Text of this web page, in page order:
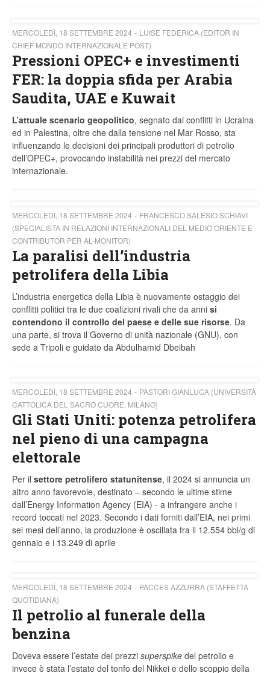
MERCOLEDÌ, 18 SETTEMBRE 2024
LUISE FEDERICA (EDITOR IN
CHIEF MONDO INTERNAZIONALE POST)
Pressioni OPEC+ e investimenti
FER: la doppia sfida per Arabia
Saudita, UAE e Kuwait
L’attuale scenario geopolitico, segnato dai conflitti in Ucraina
ed in Palestina, oltre che dalla tensione nel Mar Rosso, sta
influenzando le decisioni dei principali produttori di petrolio
dell’OPEC+, provocando instabilità nei prezzi del mercato
internazionale.
MERCOLEDÌ, 18 SETTEMBRE 2024
FRANCESCO SALESIO SCHIAVI
(SPECIALISTA IN RELAZIONI INTERNAZIONALI DEL MEDIO ORIENTE E
CONTRIBUTOR PER AL-MONITOR)
La paralisi dell’industria
petrolifera della Libia
L’industria energetica della Libia è nuovamente ostaggio dei
conflitti politici tra le due coalizioni rivali che da anni si
contendono il controllo del paese e delle sue risorse. Da
una parte, si trova il Governo di unità nazionale (GNU), con
sede a Tripoli e guidato da Abdulhamid Dbeibah
MERCOLEDÌ, 18 SETTEMBRE 2024
PASTORI GIANLUCA (UNIVERSITÀ
CATTOLICA DEL SACRO CUORE, MILANO)
Gli Stati Uniti: potenza petrolifera
nel pieno di una campagna
elettorale
Per il settore petrolifero statunitense, il 2024 si annuncia un
altro anno favorevole, destinato – secondo le ultime stime
dall’Energy Information Agency (EIA) - a infrangere anche i
record toccati nel 2023. Secondo i dati forniti dall’EIA, nei primi
sei mesi dell’anno, la produzione è oscillata fra il 12.554 bbl/g di
gennaio e i 13.249 di aprile
MERCOLEDÌ, 18 SETTEMBRE 2024
PACCES AZZURRA (STAFFETTA
QUOTIDIANA)
Il petrolio al funerale della
benzina
Doveva essere l’estate dei prezzi superspike del petrolio e
invece è stata l’estate del tonfo del Nikkei e dello scoppio della